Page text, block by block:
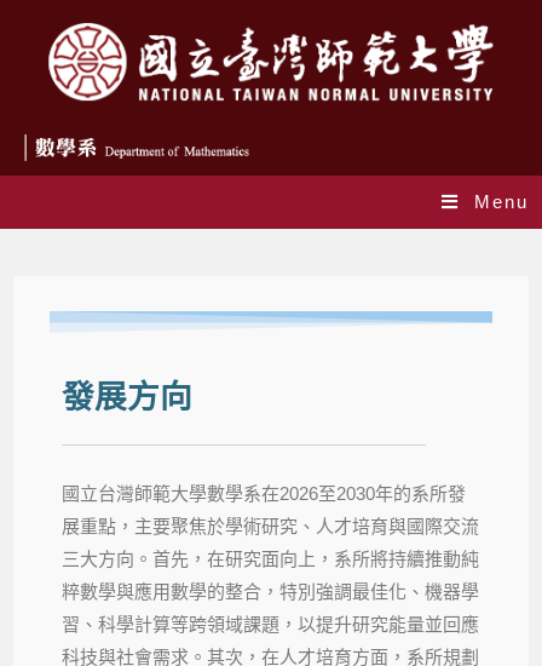
Menu
發展方向
國立台灣師範大學數學系在2026至2030年的系所發
展重點，主要聚焦於學術研究、人才培育與國際交流
三大方向。首先，在研究面向上，系所將持續推動純
粹數學與應用數學的整合，特別強調最佳化、機器學
習、科學計算等跨領域課題，以提升研究能量並回應
科技與社會需求。其次，在人才培育方面，系所規劃